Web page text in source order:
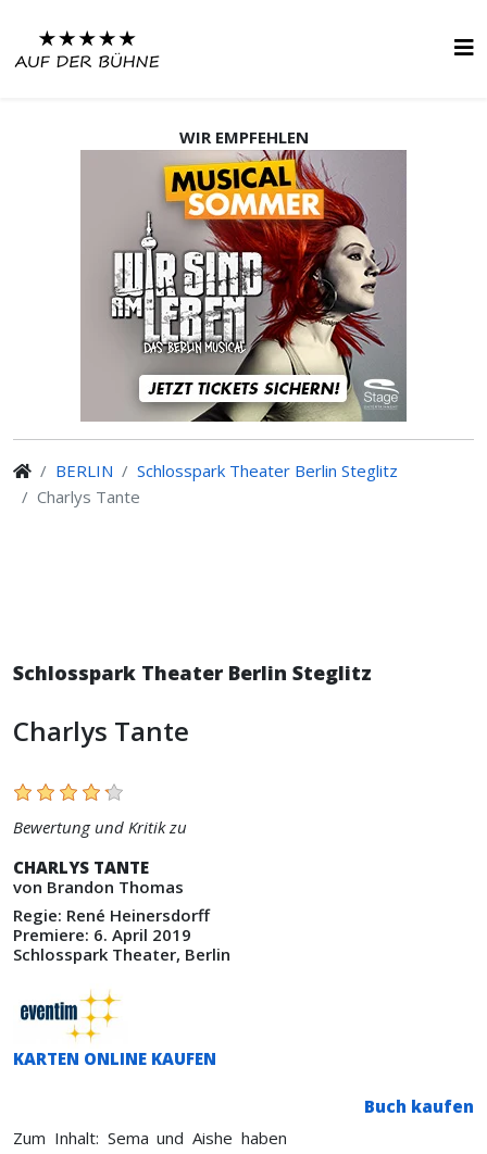
WIR EMPFEHLEN
BERLIN
Schlosspark Theater Berlin Steglitz
Charlys Tante
Schlosspark Theater Berlin Steglitz
Charlys Tante
Bewertung und Kritik zu
CHARLYS TANTE
von Brandon Thomas
Regie: René Heinersdorff
Premiere: 6. April 2019
Schlosspark Theater, Berlin
KARTEN ONLINE KAUFEN
Buch kaufen
Zum Inhalt: Sema und Aishe haben